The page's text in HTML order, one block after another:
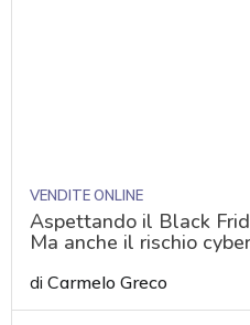
VENDITE ONLINE
Aspettando il Black
Ma anche il rischio cyber
diCarmelo Greco